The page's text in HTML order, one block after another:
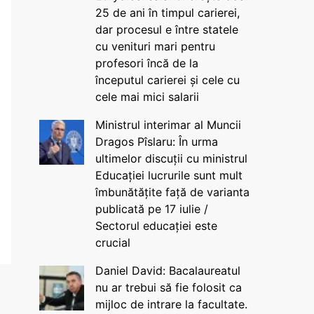
25 de ani în timpul carierei,
dar procesul e între statele
cu venituri mari pentru
profesori încă de la
începutul carierei și cele cu
cele mai mici salarii
Ministrul interimar al Muncii
Dragos Pîslaru: În urma
ultimelor discuții cu ministrul
Educației lucrurile sunt mult
îmbunătățite față de varianta
publicată pe 17 iulie /
Sectorul educației este
crucial
Daniel David: Bacalaureatul
nu ar trebui să fie folosit ca
mijloc de intrare la facultate.